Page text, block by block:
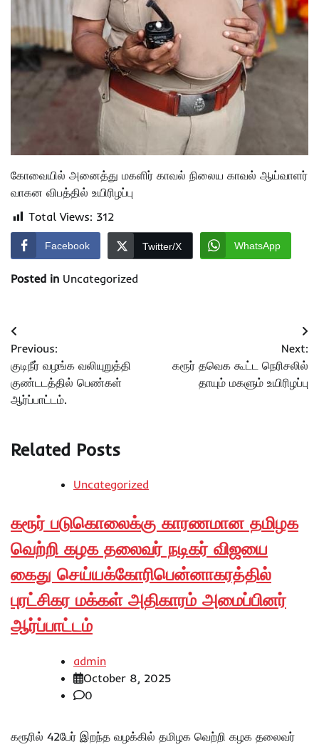
கோவையில் அனைத்து மகளிர் காவல் நிலைய காவல் ஆய்வாளர்
வாகன விபத்தில் உயிரிழப்பு
Total Views: 312
Facebook Twitter/X WhatsApp
Posted in Uncategorized
Post
navigation
Previous:
குடிநீர் வழங்க வலியுறுத்தி
குண்டடத்தில் பெண்கள்
ஆர்ப்பாட்டம்.
Next:
கரூர் தவெக கூட்ட நெரிசலில்
தாயும் மகளும் உயிரிழப்பு
Related Posts
Uncategorized
கரூர் படுகொலைக்கு காரணமான தமிழக
வெற்றி கழக தலைவர் நடிகர் விஜயை
கைது செய்யக்கோரிபென்னாகரத்தில்
புரட்சிகர மக்கள் அதிகாரம் அமைப்பினர்
ஆர்ப்பாட்டம்
admin
October 8, 2025
0
கரூரில் 42பேர் இறந்த வழக்கில் தமிழக வெற்றி கழக தலைவர்